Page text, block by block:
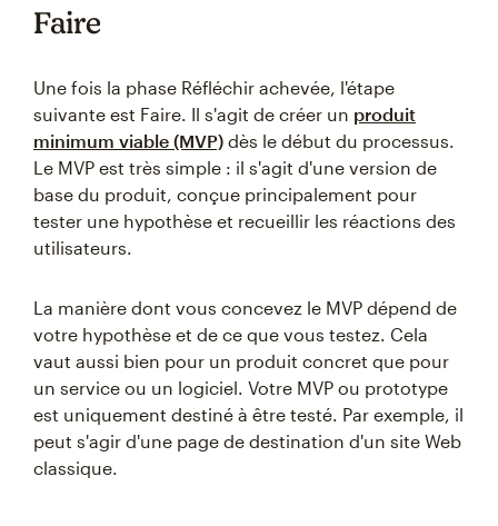
Faire
Une fois la phase Réfléchir achevée, l'étape
suivante est Faire. Il s'agit de créer un produit
minimum viable (MVP) dès le début du processus.
Le MVP est très simple : il s'agit d'une version de
base du produit, conçue principalement pour
tester une hypothèse et recueillir les réactions des
utilisateurs.
La manière dont vous concevez le MVP dépend de
votre hypothèse et de ce que vous testez. Cela
vaut aussi bien pour un produit concret que pour
un service ou un logiciel. Votre MVP ou prototype
est uniquement destiné à être testé. Par exemple, il
peut s'agir d'une page de destination d'un site Web
classique.